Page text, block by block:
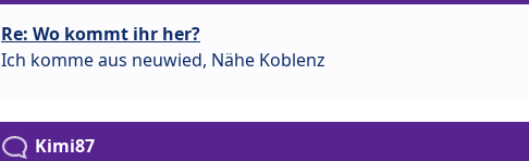
Re: Wo kommt ihr her?
Ich komme aus neuwied, Nähe Koblenz
Kimi87